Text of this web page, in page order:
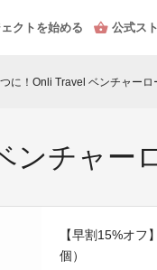
クトを始める 公式ス
に！Onli Travel ベンチャーロ
ンチャー
【早割15%オ
個）